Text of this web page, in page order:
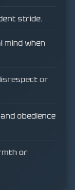
stride.
mind when
or
obedience
or